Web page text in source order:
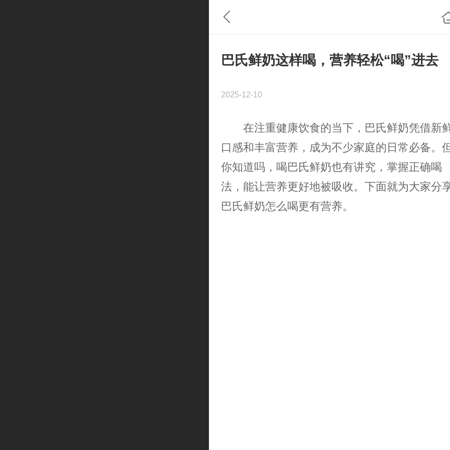
巴氏鲜奶这样喝，营养轻松“喝”进去
2025-12-10
在注重健康饮食的当下，巴氏鲜奶凭借新
口感和丰富营养，成为不少家庭的日常必备。
你知道吗，喝巴氏鲜奶也有讲究，掌握正确喝
法，能让营养更好地被吸收。下面就为大家分
巴氏鲜奶怎么喝更有营养。